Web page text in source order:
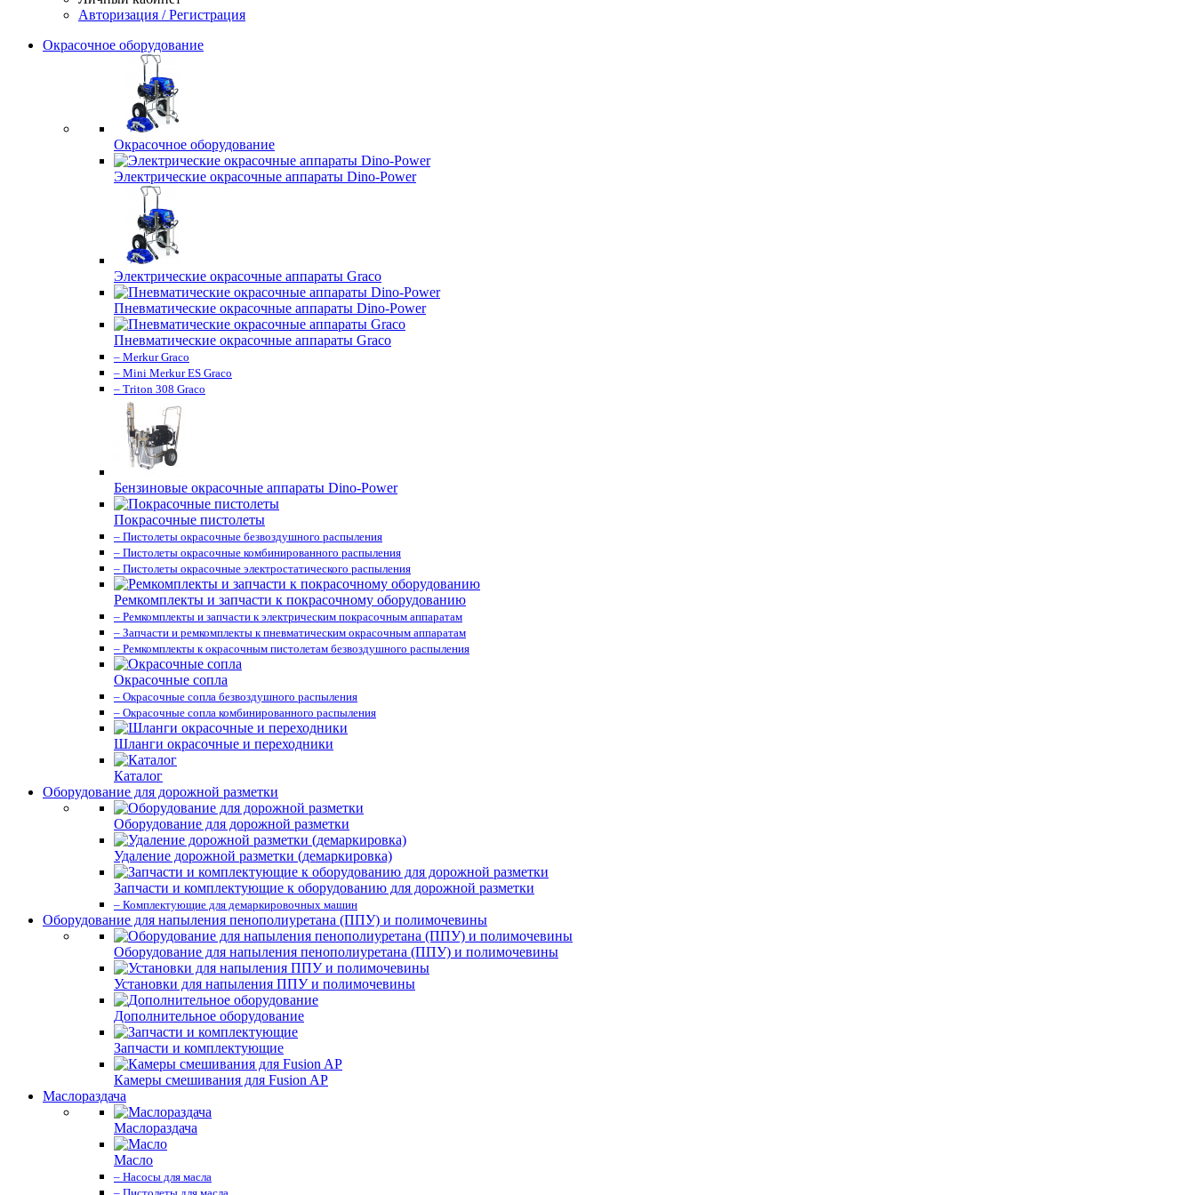
Авторизация / Регистрация
Окрасочное оборудование
Окрасочное оборудование
Электрические окрасочные аппараты Dino-Power
Электрические окрасочные аппараты Graco
Пневматические окрасочные аппараты Dino-Power
Пневматические окрасочные аппараты Graco
– Merkur Graco
– Mini Merkur ES Graco
– Triton 308 Graco
Бензиновые окрасочные аппараты Dino-Power
Покрасочные пистолеты
– Пистолеты окрасочные безвоздушного распыления
– Пистолеты окрасочные комбинированного распыления
– Пистолеты окрасочные электростатического распыления
Ремкомплекты и запчасти к покрасочному оборудованию
– Ремкомплекты и запчасти к электрическим покрасочным аппаратам
– Запчасти и ремкомплекты к пневматическим окрасочным аппаратам
– Ремкомплекты к окрасочным пистолетам безвоздушного распыления
Окрасочные сопла
– Окрасочные сопла безвоздушного распыления
– Окрасочные сопла комбинированного распыления
Шланги окрасочные и переходники
Каталог
Оборудование для дорожной разметки
Оборудование для дорожной разметки
Удаление дорожной разметки (демаркировка)
Запчасти и комплектующие к оборудованию для дорожной разметки
– Комплектующие для демаркировочных машин
Оборудование для напыления пенополиуретана (ППУ) и полимочевины
Оборудование для напыления пенополиуретана (ППУ) и полимочевины
Установки для напыления ППУ и полимочевины
Дополнительное оборудование
Запчасти и комплектующие
Камеры смешивания для Fusion AP
Маслораздача
Маслораздача
Масло
– Насосы для масла